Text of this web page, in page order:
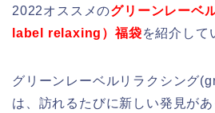
2022オススメのグリーンレーベ
label relaxing）福袋を紹介して
グリーンレーベルリラクシング
は、訪れるたびに新しい発見が